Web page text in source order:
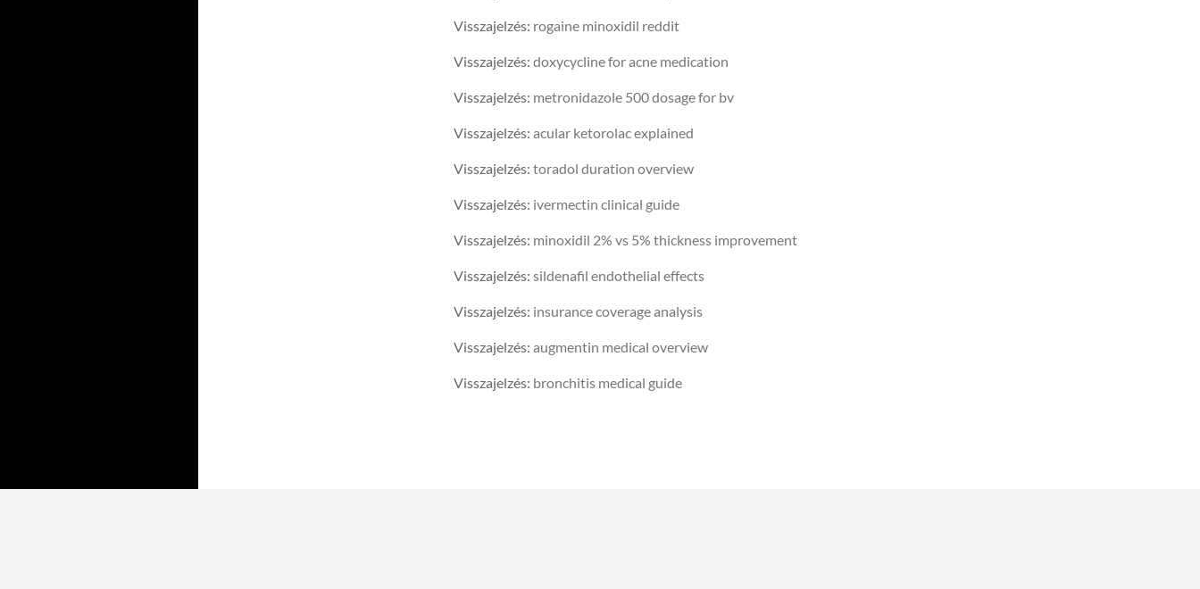
Visszajelzés: rogaine minoxidil reddit
Visszajelzés: doxycycline for acne medication
Visszajelzés: metronidazole 500 dosage for bv
Visszajelzés: acular ketorolac explained
Visszajelzés: toradol duration overview
Visszajelzés: ivermectin clinical guide
Visszajelzés: minoxidil 2% vs 5% thickness improvement
Visszajelzés: sildenafil endothelial effects
Visszajelzés: insurance coverage analysis
Visszajelzés: augmentin medical overview
Visszajelzés: bronchitis medical guide